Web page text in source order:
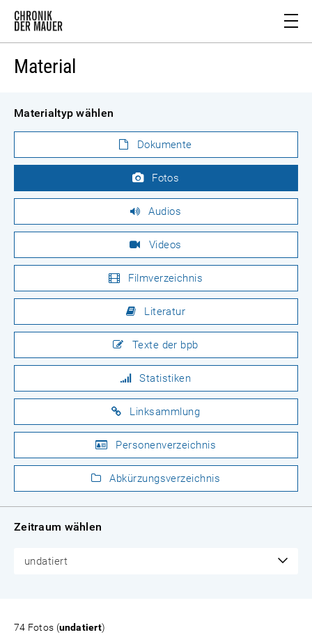
Material
Materialtyp wählen
Dokumente
Fotos
Audios
Videos
Filmverzeichnis
Literatur
Texte der bpb
Statistiken
Linksammlung
Personenverzeichnis
Abkürzungsverzeichnis
Zeitraum wählen
undatiert
74 Fotos (undatiert)